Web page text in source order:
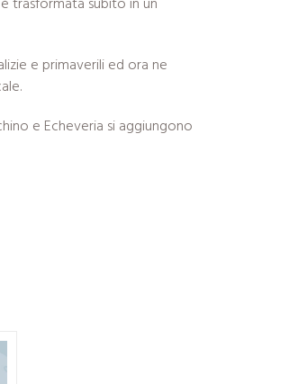
e primaverili ed ora ne
e Echeveria si aggiungono